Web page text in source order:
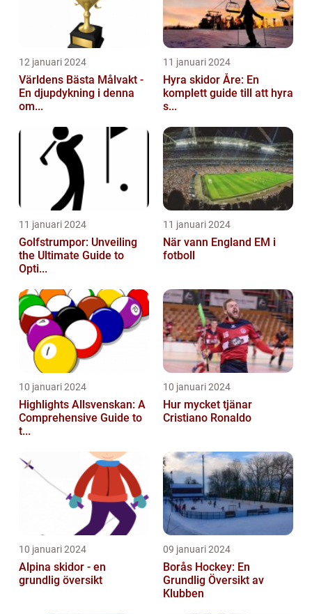
12 januari 2024
Världens Bästa Målvakt -
En djupdykning i denna
om...
11 januari 2024
Hyra skidor Åre: En
komplett guide till att hyra
s...
11 januari 2024
Golfstrumpor: Unveiling
the Ultimate Guide to
Opti...
11 januari 2024
När vann England EM i
fotboll
10 januari 2024
Highlights Allsvenskan: A
Comprehensive Guide to
t...
10 januari 2024
Hur mycket tjänar
Cristiano Ronaldo
10 januari 2024
Alpina skidor - en
grundlig översikt
09 januari 2024
Borås Hockey: En
Grundlig Översikt av
Klubben